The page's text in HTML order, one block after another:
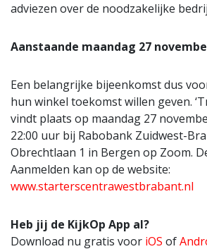
adviezen over de noodzakelijke
Aanstaande maandag 27
Een belangrijke bijeenkomst dus
hun winkel toekomst willen geven.
vindt plaats op maandag 27
22:00 uur bij Rabobank Zuidwest-
Obrechtlaan 1 in Bergen op Zoom.
Aanmelden kan op de website:
www.starterscentrawestbrabant.nl
Heb jij de KijkOp App al?
Download nu gratis voor iOS of